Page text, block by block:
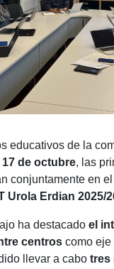
educativos de la
de octubre, las
conjuntamente en el
Urola Erdian 2025/
ha destacado el
centroscomo eje
llevar a cabo tres